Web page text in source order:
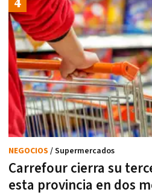
Carrefour cierra su
esta provincia en dos
NEGOCIOS / Supermercados